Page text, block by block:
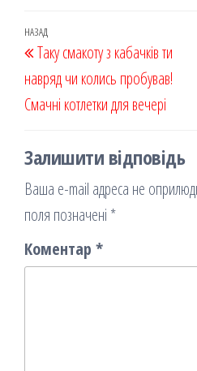
k on ис
я
Навігація
записів
Попередній
запис
НАЗАД
Таку смакоту з кабачків ти
навряд чи колись пробував!
Смачні котлетки для вечері
Залишити відповідь
Ваша e-mail адреса не
поля позначені *
Коментар *